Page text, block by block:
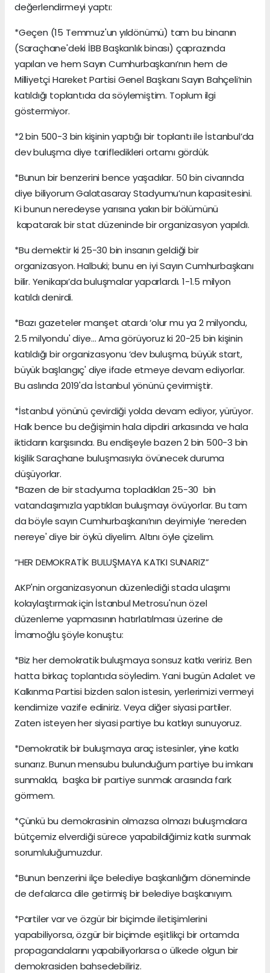
değerlendirmeyi yaptı:
*Geçen (15 Temmuz'un yıldönümü) tam bu binanın
(Saraçhane'deki İBB Başkanlık binası) çaprazında
yapılan ve hem Sayın Cumhurbaşkanı’nın hem de
Milliyetçi Hareket Partisi Genel Başkanı Sayın Bahçeli’nin
katıldığı toplantıda da söylemiştim. Toplum ilgi
göstermiyor.
*2 bin 500-3 bin kişinin yaptığı bir toplantı ile İstanbul’da
dev buluşma diye tarifledikleri ortamı gördük.
*Bunun bir benzerini bence yaşadılar. 50 bin civarında
diye biliyorum Galatasaray Stadyumu’nun kapasitesini.
Ki bunun neredeyse yarısına yakın bir bölümünü
kapatarak bir stat düzeninde bir organizasyon yapıldı.
*Bu demektir ki 25-30 bin insanın geldiği bir
organizasyon. Halbuki; bunu en iyi Sayın Cumhurbaşkanı
bilir. Yenikapı’da buluşmalar yaparlardı. 1-1.5 milyon
katıldı denirdi.
*Bazı gazeteler manşet atardı ‘olur mu ya 2 milyondu,
2.5 milyondu' diye… Ama görüyoruz ki 20-25 bin kişinin
katıldığı bir organizasyonu ‘dev buluşma, büyük start,
büyük başlangıç' diye ifade etmeye devam ediyorlar.
Bu aslında 2019'da İstanbul yönünü çevirmiştir.
*İstanbul yönünü çevirdiği yolda devam ediyor, yürüyor.
Halk bence bu değişimin hala dipdiri arkasında ve hala
iktidarın karşısında. Bu endişeyle bazen 2 bin 500-3 bin
kişilik Saraçhane buluşmasıyla övünecek duruma
düşüyorlar.
*Bazen de bir stadyuma topladıkları 25-30 bin
vatandaşımızla yaptıkları buluşmayı övüyorlar. Bu tam
da böyle sayın Cumhurbaşkanı’nın deyimiyle ‘nereden
nereye' diye bir öykü diyelim. Altını öyle çizelim.
“HER DEMOKRATİK BULUŞMAYA KATKI SUNARIZ”
AKP'nin organizasyonun düzenlediği stada ulaşımı
kolaylaştırmak için İstanbul Metrosu'nun özel
düzenleme yapmasının hatırlatılması üzerine de
İmamoğlu şöyle konuştu:
*Biz her demokratik buluşmaya sonsuz katkı veririz. Ben
hatta birkaç toplantıda söyledim. Yani bugün Adalet ve
Kalkınma Partisi bizden salon istesin, yerlerimizi vermeyi
kendimize vazife ediniriz. Veya diğer siyasi partiler.
Zaten isteyen her siyasi partiye bu katkıyı sunuyoruz.
*Demokratik bir buluşmaya araç istesinler, yine katkı
sunarız. Bunun mensubu bulunduğum partiye bu imkanı
sunmakla, başka bir partiye sunmak arasında fark
görmem.
*Çünkü bu demokrasinin olmazsa olmazı buluşmalara
bütçemiz elverdiği sürece yapabildiğimiz katkı sunmak
sorumluluğumuzdur.
*Bunun benzerini ilçe belediye başkanlığım döneminde
de defalarca dile getirmiş bir belediye başkanıyım.
*Partiler var ve özgür bir biçimde iletişimlerini
yapabiliyorsa, özgür bir biçimde eşitlikçi bir ortamda
propagandalarını yapabiliyorlarsa o ülkede olgun bir
demokrasiden bahsedebiliriz.